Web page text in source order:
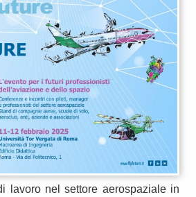
lavoro nel settore aerospaziale in